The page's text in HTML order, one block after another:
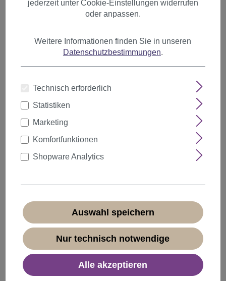
1 Clip-In Extension Strähne
glatt 45 cm Dunkelgrün YZF-
P1S18-T2615
10% 1,79 €*
20% 1,59 €*
* Preise inkl. MwSt. zzgl.Versandkosten
jederzeit unter Cookie-Einstellungen widerrufen
oder anpassen.
Weitere Informationen finden Sie in unseren
Datenschutzbestimmungen.
Technisch erforderlich
Statistiken
Marketing
Komfortfunktionen
Shopware Analytics
Auswahl speichern
Nur technisch notwendige
Alle akzeptieren